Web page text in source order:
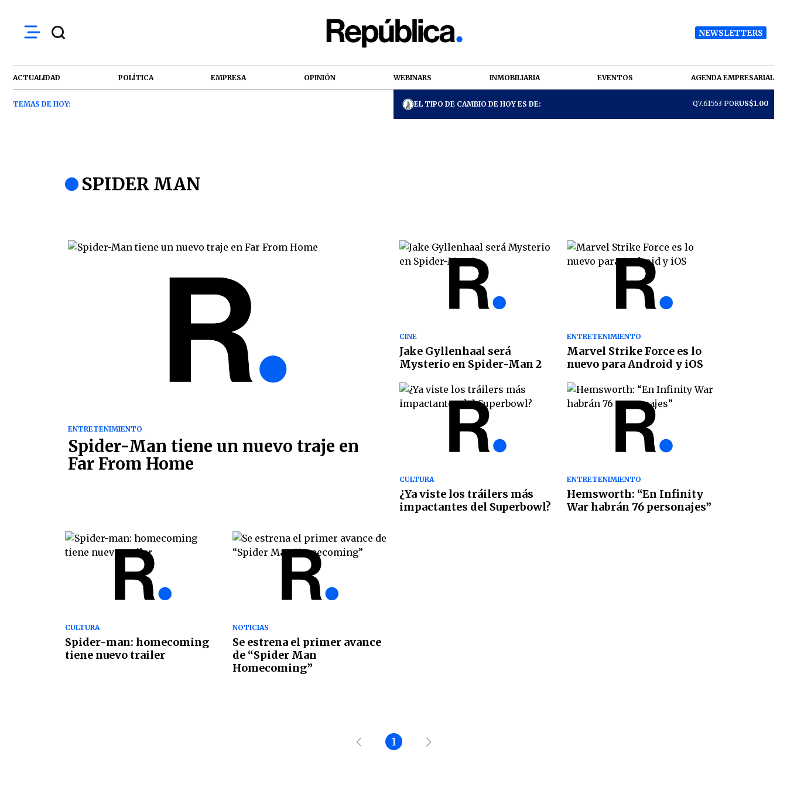
NEWSLETTERS
ACTUALIDAD POLÍTICA EMPRESA OPINIÓN WEBINARS INMOBILIARIA EVENTOS AGENDA EMPRESARIAL
TEMAS DE HOY: EL TIPO DE CAMBIO DE HOY ES DE: Q7.61553 PORUS$1.00
SPIDER MAN
ENTRETENIMIENTO
Spider-Man tiene un nuevo traje en
Far From Home
CINE
Jake Gyllenhaal será
Mysterio en Spider-Man 2
ENTRETENIMIENTO
Marvel Strike Force es lo
nuevo para Android y iOS
CULTURA
¿Ya viste los tráilers más
impactantes del Superbowl?
ENTRETENIMIENTO
Hemsworth: “En Infinity
War habrán 76 personajes”
CULTURA
Spider-man: homecoming
tiene nuevo trailer
NOTICIAS
Se estrena el primer avance
de “Spider Man
Homecoming”
1